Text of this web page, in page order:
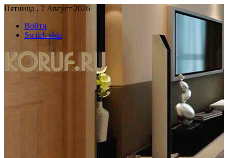
Пятница , 7 Август 2026
Войти
Switch skin